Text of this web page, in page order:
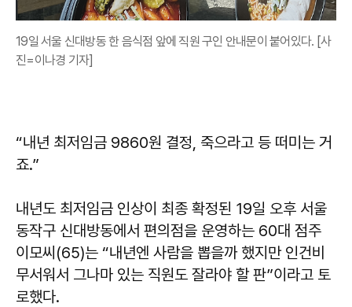
19일 서울 신대방동 한 음식점 앞에 직원 구인 안내문이 붙어있다. [사
진=이나경 기자]
“내년 최저임금 9860원 결정, 죽으라고 등 떠미는 거
죠.”
내년도 최저임금 인상이 최종 확정된 19일 오후 서울
동작구 신대방동에서 편의점을 운영하는 60대 점주
이모씨(65)는 “내년엔 사람을 뽑을까 했지만 인건비
무서워서 그나마 있는 직원도 잘라야 할 판”이라고 토
로했다.